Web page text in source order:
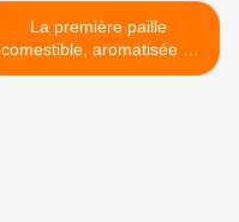
La première paille
comestible, aromatisée et
personnalisable >